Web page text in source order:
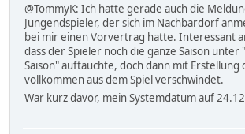
@TommyK: Ich hatte gerade auch die
Jungendspieler, der sich im Nachbardorf
bei mir einen Vorvertrag hatte. Interessant
dass der Spieler noch die ganze Saison unter
Saison" auftauchte, doch dann mit Erstellung
vollkommen aus dem Spiel verschwindet.
War kurz davor, mein Systemdatum auf